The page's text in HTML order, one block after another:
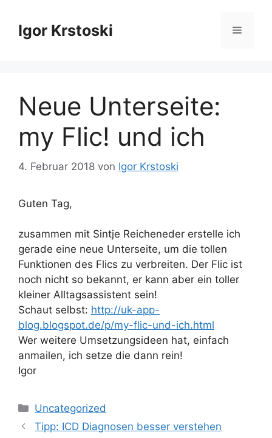
Inhalt
springenIgor Krstoski Menü
Neue Unterseite:
my Flic! und ich
4. Februar 2018 von Igor Krstoski
Guten Tag,
zusammen mit Sintje Reicheneder erstelle ich
gerade eine neue Unterseite, um die tollen
Funktionen des Flics zu verbreiten. Der Flic ist
noch nicht so bekannt, er kann aber ein toller
kleiner Alltagsassistent sein!
Schaut selbst: http://uk-app-
blog.blogspot.de/p/my-flic-und-ich.html
Wer weitere Umsetzungsideen hat, einfach
anmailen, ich setze die dann rein!
Igor
Kategorien
Uncategorized
Tipp: ICD Diagnosen besser verstehen